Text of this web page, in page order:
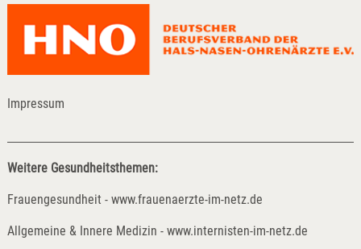
Impressum
Weitere Gesundheitsthemen:
Frauengesundheit - www.frauenaerzte-im-netz.de
Allgemeine & Innere Medizin - www.internisten-im-netz.de